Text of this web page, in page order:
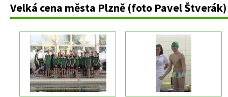
Velká cena města Plzně (foto Pavel Štverák)